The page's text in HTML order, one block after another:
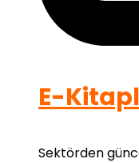
E-
Sektörden